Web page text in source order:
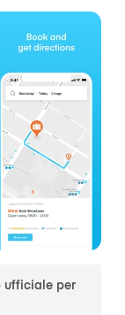
ufficiale per